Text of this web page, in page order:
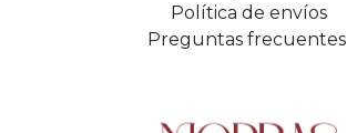
Política de envíos
Preguntas frecuentes